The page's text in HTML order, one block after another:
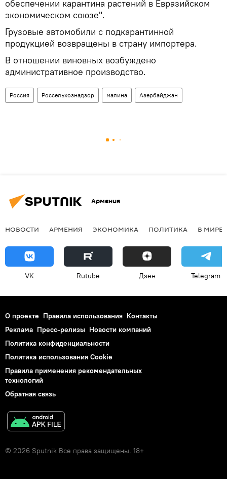
обеспечении карантина растений в Евразийском
экономическом союзе".
Грузовые автомобили с подкарантинной
продукцией возвращены в страну импортера.
В отношении виновных возбуждено
административное производство.
Россия Россельхознадзор малина Азербайджан
Армения
НОВОСТИ АРМЕНИЯ ЭКОНОМИКА ПОЛИТИКА В МИРЕ
VK Rutube Дзен Telegram
О проекте Правила использования Контакты
Реклама Пресс-релизы Новости компаний
Политика конфиденциальности
Политика использования Cookie
Правила применения рекомендательных
технологий
Обратная связь
© 2026 Sputnik Все права защищены. 18+